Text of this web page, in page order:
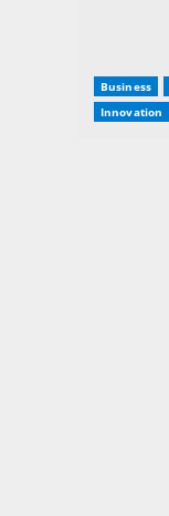
Business
Innovation